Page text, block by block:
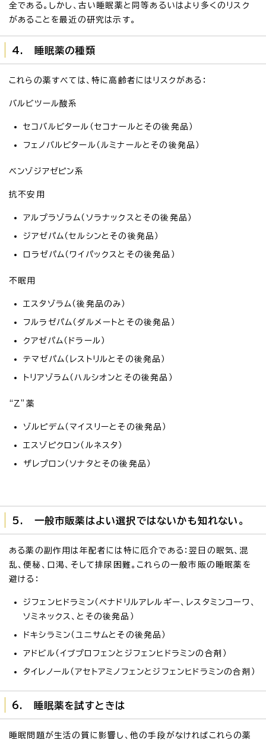
全である。しかし、古い睡眠薬と同等あるいはより多くのリスク
があることを最近の研究は示す。
4. 睡眠薬の種類
これらの薬すべては、特に高齢者にはリスクがある：
バルビツール酸系
セコバルビタール（セコナールとその後発品）
フェノバルビタール（ルミナールとその後発品）
ベンゾジアゼピン系
抗不安用
アルプラゾラム（ソラナックスとその後発品）
ジアゼパム（セルシンとその後発品）
ロラゼパム（ワイパックスとその後発品）
不眠用
エスタゾラム（後発品のみ）
フルラゼパム（ダルメートとその後発品）
クアゼパム（ドラール）
テマゼパム（レストリルとその後発品）
トリアゾラム（ハルシオンとその後発品）
“Z”薬
ゾルピデム（マイスリーとその後発品）
エスゾピクロン（ルネスタ）
ザレプロン（ソナタとその後発品）
5. 一般市販薬はよい選択ではないかも知れない。
ある薬の副作用は年配者には特に厄介である：翌日の眠気、混
乱、便秘、口渇、そして排尿困難。これらの一般市販の睡眠薬を
避ける：
ジフェンヒドラミン（ベナドリルアレルギー、レスタミンコーワ、
ソミネックス、とその後発品）
ドキシラミン（ユニサムとその後発品）
アドビル（イブプロフェンとジフェンヒドラミンの合剤）
タイレノール（アセトアミノフェンとジフェンヒドラミンの合剤）
6. 睡眠薬を試すときは
睡眠問題が生活の質に影響し、他の手段がなければこれらの薬